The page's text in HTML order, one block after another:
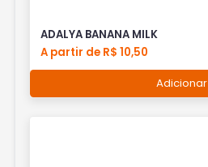
ADALYA BANANA MILK
A partir de R$ 10,50
Adicionar